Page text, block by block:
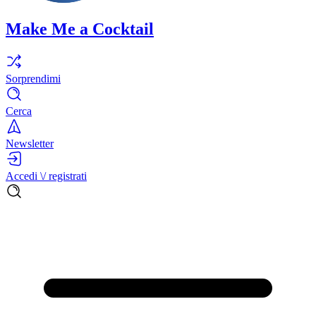
Make Me a Cocktail
Sorprendimi
Cerca
Newsletter
Accedi \/ registrati